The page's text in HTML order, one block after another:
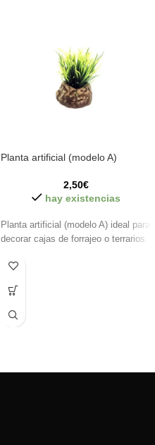
Planta artificial (modelo A)
2,50€
hay existencias
Planta artificial (modelo A) ideal para
decorar cajas de forrajeo o terrarios.